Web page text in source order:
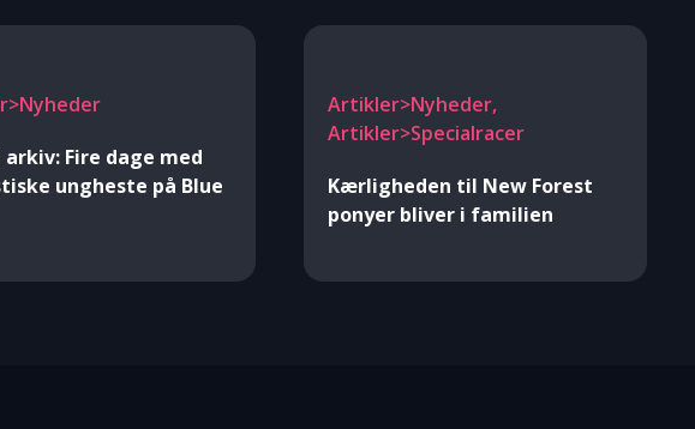
arkiv: Fire dage med
ungheste på Blue
Artikler>Nyheder,
Artikler>Specialracer
Kærligheden til New Forest
ponyer bliver i familien